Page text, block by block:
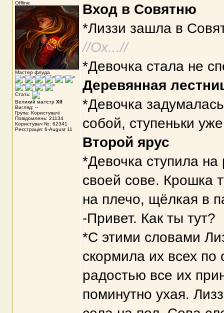
Offline
Мастер флуда
Стать:
Великий магістр XII
Вигляд: --
Група: Користувачі
Повідомлень: 21134
Користувач №: 62341
Реєстрація: 6-August 11
Вход в Совятню
*Лиззи зашла в
//Ох...//
*Девочка стала не
Деревянная
*Девочка
собой, ступеньки
Второй ярус
*Девочка ступила
своей сове. Крошка
на плечо, щёлкая в
-Привет. Как ты тут?
*С этими словами
скормила их всех
радостью все их
поминутно ухая.